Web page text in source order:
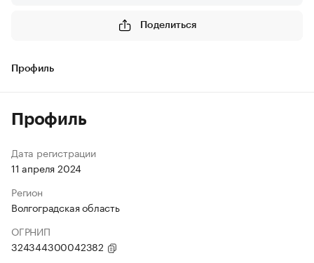
Поделиться
Профиль
Профиль
Дата регистрации
11 апреля 2024
Регион
Волгоградская область
ОГРНИП
324344300042382